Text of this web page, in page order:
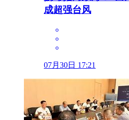
成超强台风
07月30日 17:21